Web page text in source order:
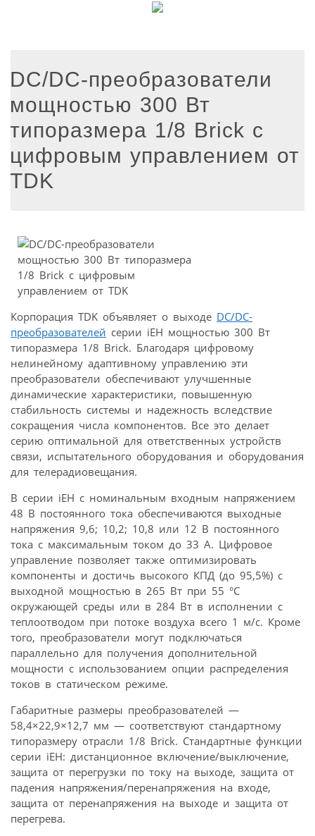
DC/DC-преобразователи
мощностью 300 Вт
типоразмера 1/8 Brick с
цифровым управлением от
TDK
Корпорация TDK объявляет о выходе DC/DC-
преобразователей серии iEH мощностью 300 Вт
типоразмера 1/8 Brick. Благодаря цифровому
нелинейному адаптивному управлению эти
преобразователи обеспечивают улучшенные
динамические характеристики, повышенную
стабильность системы и надежность вследствие
сокращения числа компонентов. Все это делает
серию оптимальной для ответственных устройств
связи, испытательного оборудования и оборудования
для телерадиовещания.
В серии iEH с номинальным входным напряжением
48 В постоянного тока обеспечиваются выходные
напряжения 9,6; 10,2; 10,8 или 12 В постоянного
тока с максимальным током до 33 A. Цифровое
управление позволяет также оптимизировать
компоненты и достичь высокого КПД (до 95,5%) с
выходной мощностью в 265 Вт при 55 °C
окружающей среды или в 284 Вт в исполнении с
теплоотводом при потоке воздуха всего 1 м/с. Кроме
того, преобразователи могут подключаться
параллельно для получения дополнительной
мощности c использованием опции распределения
токов в статическом режиме.
Габаритные размеры преобразователей —
58,4×22,9×12,7 мм — соответствуют стандартному
типоразмеру отрасли 1/8 Brick. Стандартные функции
серии iEH: дистанционное включение/выключение,
защита от перегрузки по току на выходе, защита от
падения напряжения/перенапряжения на входе,
защита от перенапряжения на выходе и защита от
перегрева.